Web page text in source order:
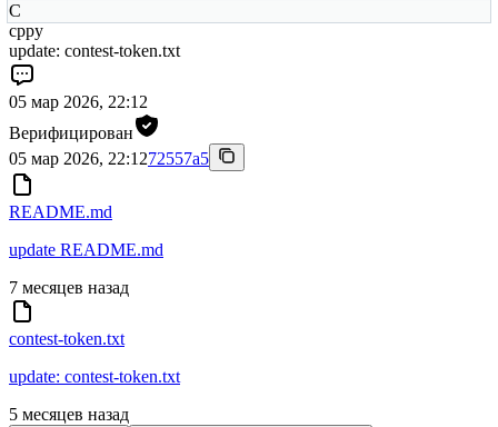
C
cppy
update: contest-token.txt
05 мар 2026, 22:12
Верифицирован
05 мар 2026, 22:1272557a5
README.md
update README.md
7 месяцев назад
contest-token.txt
update: contest-token.txt
5 месяцев назад